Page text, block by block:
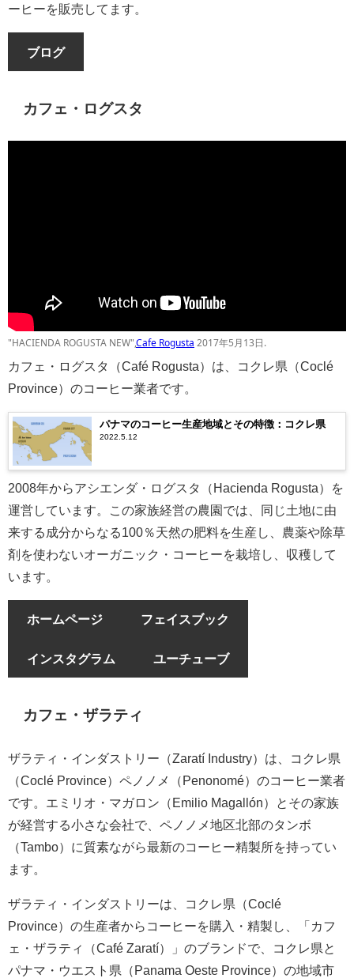
ーヒーを販売してます。
ブログ
カフェ・ログスタ
"HACIENDA ROGUSTA NEW",Cafe Rogusta 2017年5月13日.
カフェ・ログスタ（Café Rogusta）は、コクレ県（Coclé
Province）のコーヒー業者です。
パナマのコーヒー生産地域とその特徴：コクレ県
2022.5.12
2008年からアシエンダ・ログスタ（Hacienda Rogusta）を
運営しています。この家族経営の農園では、同じ土地に由
来する成分からなる100％天然の肥料を生産し、農薬や除草
剤を使わないオーガニック・コーヒーを栽培し、収穫して
います。
ホームページ フェイスブック
インスタグラム ユーチューブ
カフェ・ザラティ
ザラティ・インダストリー（Zaratí Industry）は、コクレ県
（Coclé Province）ペノノメ（Penonomé）のコーヒー業者
です。エミリオ・マガロン（Emilio Magallón）とその家族
が経営する小さな会社で、ペノノメ地区北部のタンボ
（Tambo）に質素ながら最新のコーヒー精製所を持ってい
ます。
ザラティ・インダストリーは、コクレ県（Coclé
Province）の生産者からコーヒーを購入・精製し、「カフ
ェ・ザラティ（Café Zaratí）」のブランドで、コクレ県と
パナマ・ウエスト県（Panama Oeste Province）の地域市